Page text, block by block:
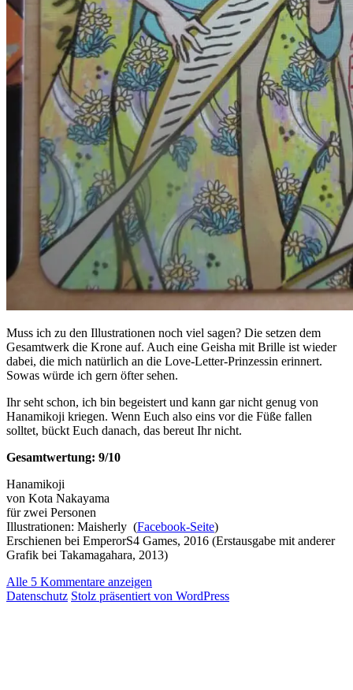
Muss ich zu den Illustrationen noch viel sagen? Die setzen dem
Gesamtwerk die Krone auf. Auch eine Geisha mit Brille ist wieder
dabei, die mich natürlich an die Love-Letter-Prinzessin erinnert.
Sowas würde ich gern öfter sehen.
Ihr seht schon, ich bin begeistert und kann gar nicht genug von
Hanamikoji kriegen. Wenn Euch also eins vor die Füße fallen
solltet, bückt Euch danach, das bereut Ihr nicht.
Gesamtwertung: 9/10
Hanamikoji
von Kota Nakayama
für zwei Personen
Illustrationen: Maisherly (Facebook-Seite)
Erschienen bei EmperorS4 Games, 2016 (Erstausgabe mit anderer
Grafik bei Takamagahara, 2013)
Alle 5 Kommentare anzeigen
Datenschutz Stolz präsentiert von WordPress